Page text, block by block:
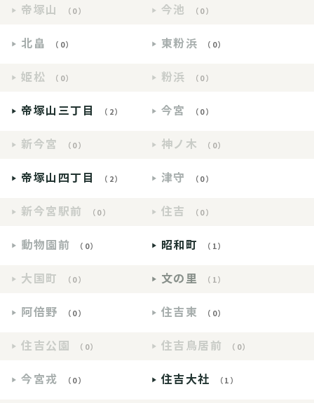
帝塚山 （0） 今池 （0）
北畠 （0） 東粉浜 （0）
姫松 （0） 粉浜 （0）
帝塚山三丁目 （2） 今宮 （0）
新今宮 （0） 神ノ木 （0）
帝塚山四丁目 （2） 津守 （0）
新今宮駅前 （0） 住吉 （0）
動物園前 （0） 昭和町 （1）
大国町 （0） 文の里 （1）
阿倍野 （0） 住吉東 （0）
住吉公園 （0） 住吉鳥居前 （0）
今宮戎 （0） 住吉大社 （1）